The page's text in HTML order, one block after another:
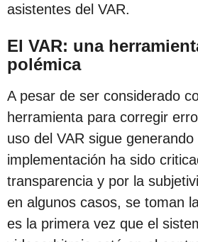
asistentes del VAR.
El VAR: una
polémica
A pesar de ser considerado
herramienta para corregir
uso del VAR sigue
implementación ha sido
transparencia y por la
en algunos casos, se toman
es la primera vez que el